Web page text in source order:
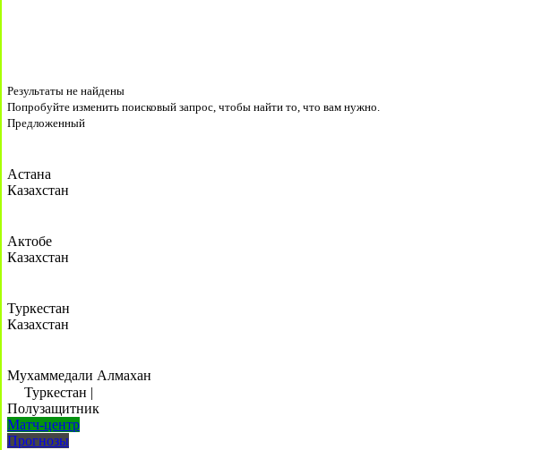
Результаты не найдены
Попробуйте изменить поисковый запрос, чтобы найти то, что вам нужно.
Предложенный
Астана
Казахстан
Актобе
Казахстан
Туркестан
Казахстан
Мухаммедали Алмахан
Туркестан |
Полузащитник
Матч-центр
Прогнозы